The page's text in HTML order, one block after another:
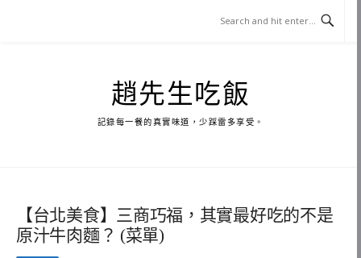
趙先生吃飯
記錄每一餐的真實味道，少踩雷多享受。
【台北美食】三商巧福，其實最好吃的不是
原汁牛肉麵？ (菜單)